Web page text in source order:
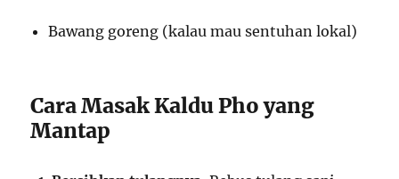
Bawang goreng (kalau mau sentuhan lokal)
Cara Masak Kaldu Pho yang
Mantap